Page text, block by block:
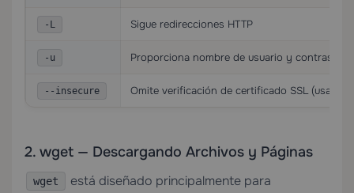
-L Sigue redirecciones HTTP
-u Proporciona nombre de usuario y
--insecure Omite verificación de certificado SSL (usar
2. wget — Descargando Archivos y Páginas
wget
está diseñado principalmente para